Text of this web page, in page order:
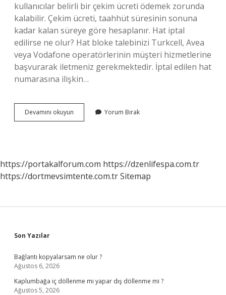
kullanıcılar belirli bir çekim ücreti ödemek zorunda
kalabilir. Çekim ücreti, taahhüt süresinin sonuna
kadar kalan süreye göre hesaplanır. Hat iptal
edilirse ne olur? Hat bloke talebinizi Turkcell, Avea
veya Vodafone operatörlerinin müşteri hizmetlerine
başvurarak iletmeniz gerekmektedir. İptal edilen hat
numarasına ilişkin…
Devamını okuyun
Iptali
Yorum Bırak
https://portakalforum.com https://dzenlifespa.com.tr
https://dortmevsimtente.com.trSitemap
Sidebar
Son Yazılar
Bağlantı kopyalarsam ne olur ?
Ağustos 6, 2026
Kaplumbağa iç döllenme mi yapar dış döllenme mi ?
Ağustos 5, 2026